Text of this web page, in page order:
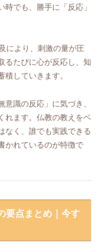
でも、勝手に「反応」
により、刺激の量が圧
るたびに心が反応し、知
積していきます。
意識の反応」に気づき、
れます。仏教の教えをベ
なく、誰でも実践できる
かれているのが特徴で
要点まとめ｜今す